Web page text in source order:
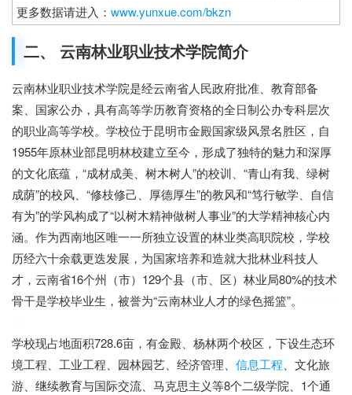
更多数据请进入： www.yunxue.com/bkzn
二、 云南林业职业技术学院简介
云南林业职业技术学院是经云南省人民政府批准、教育部备
案、国家公办，具有高等学历教育资格的全日制公办专科层次
的职业高等学校。学校位于昆明市金殿国家级风景名胜区，自
1955年原林业部昆明林校建立至今，形成了独特的魅力和深厚
的文化底蕴，“成材成美、树木树人”的校训、“青山有我、绿树
成荫”的校风、“修枝修己、厚德厚生”的教风和“笃行敏学、自信
有为”的学风构成了“以树木精神做树人事业”的大学精神核心内
涵。作为西南地区唯一一所独立设置的林业类高职院校，学校
历经六十余载更迭发展，为国家培养和造就大批林业科技人
才，云南省16个州（市）129个县（市、区）林业局80%的技术
骨干是学校毕业生，被誉为“云南林业人才的绿色摇篮”。
学校现占地面积728.6亩，有金殿、杨林两个校区，下设生态环
境工程、工业工程、园林园艺、经济管理、 信息工程、文化旅
游、继续教育与国际交流、马克思主义等8个二级学院、1个通